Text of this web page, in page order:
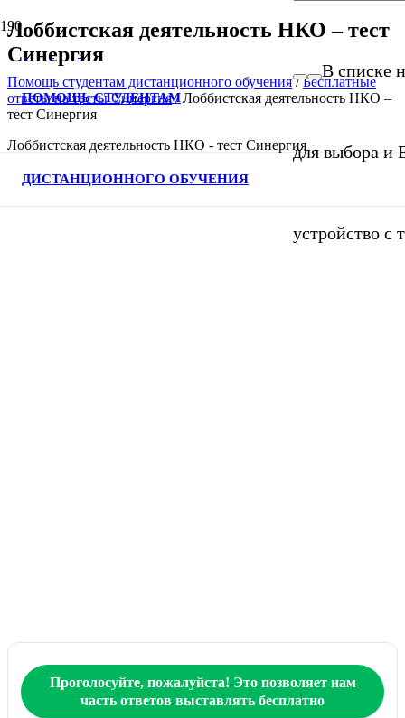
ПОМОЩЬ СТУДЕНТАМ
ДИСТАНЦИОННОГО ОБУЧЕНИЯ
В списке
для выбора и
устройство с
Лоббистская деятельность НКО – тест
Синергия
Помощь студентам дистанционного обучения/Бесплатные
ответы на тесты Синергия/Лоббистская деятельность НКО –
тест Синергия
Лоббистская деятельность НКО - тест Синергия
Проголосуйте, пожалуйста! Это позволяет нам
часть ответов выставлять бесплатно